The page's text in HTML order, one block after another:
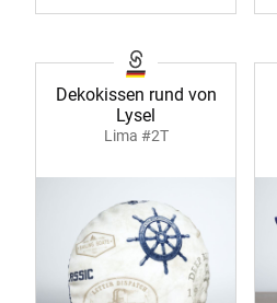
Dekokissen rund von
Lysel
Lima #2T